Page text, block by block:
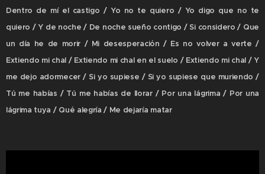
Dentro de mí el castigo / Yo no te quiero / Yo digo que no te
quiero / Y de noche / De noche sueño contigo / Si considero / Que
un día he de morir / Mi desesperación / Es no volver a verte /
Extiendo mi chal / Extiendo mi chal en el suelo / Extiendo mi chal / Y
me dejo adormecer / Si yo supiese / Si yo supiese que muriendo /
Tú me habías / Tú me habías de llorar / Por una lágrima / Por una
lágrima tuya / Qué alegría / Me dejaría matar